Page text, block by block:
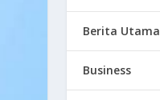
Berita Utama
Business